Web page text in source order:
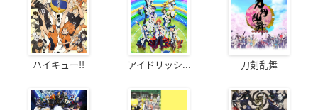
ハイキュー!! アイドリッシ... 刀剣乱舞